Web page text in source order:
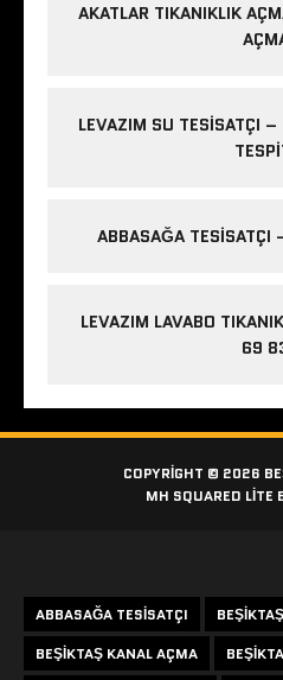
AKATLAR TIKANIKLIK
LEVAZIM SU TESISATÇI
ABBASAĞA TESISATÇI
LEVAZIM LAVABO
69
COPYRIGHT © 2026
MH SQUARED LITE
ABBASAĞA TESISATÇI
BEŞIKTAŞ KANAL AÇMA